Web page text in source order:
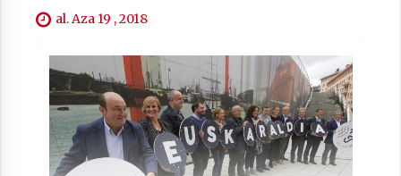
Berria egunkarian elkarrizketa
Arrosaren 20 urteez
2021/07/06
Hala Bedi irratiko Hizpidea saioan
al. Aza 19 , 2018